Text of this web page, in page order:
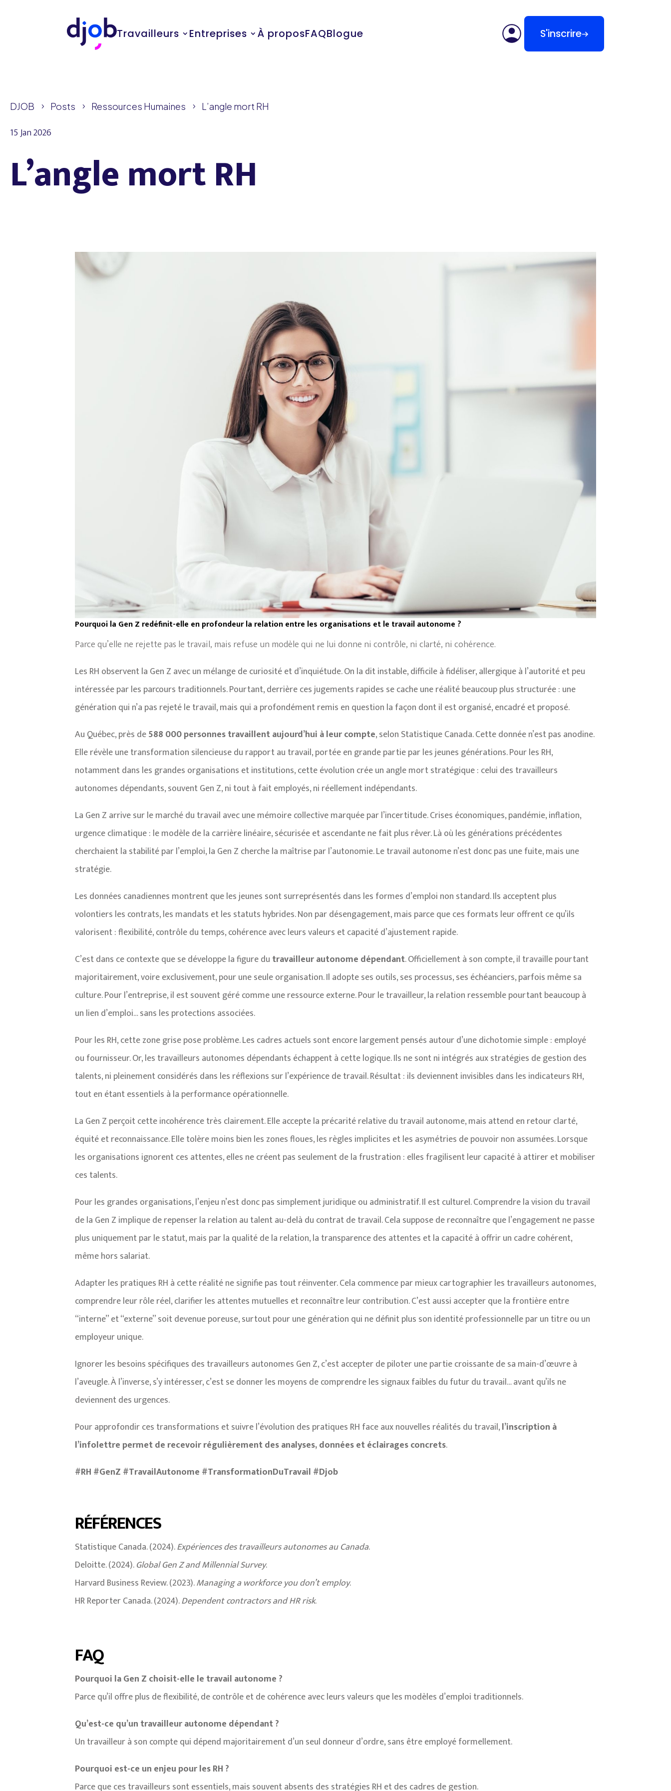
Travailleurs Entreprises À proposFAQBlogue S'inscrire
DJOB 5 Posts 5 Ressources Humaines 5 L’angle mort RH
15 Jan 2026
L’angle mort RH
Pourquoi la Gen Z redéfinit-elle en profondeur la relation entre les organisations et le travail autonome ?
Parce qu’elle ne rejette pas le travail, mais refuse un modèle qui ne lui donne ni contrôle, ni clarté, ni cohérence.
Les RH observent la Gen Z avec un mélange de curiosité et d’inquiétude. On la dit instable, difficile à fidéliser, allergique à l’autorité et peu
intéressée par les parcours traditionnels. Pourtant, derrière ces jugements rapides se cache une réalité beaucoup plus structurée : une
génération qui n’a pas rejeté le travail, mais qui a profondément remis en question la façon dont il est organisé, encadré et proposé.
Au Québec, près de588 000 personnes travaillent aujourd’hui à leur compte, selon Statistique Canada. Cette donnée n’est pas anodine.
Elle révèle une transformation silencieuse du rapport au travail, portée en grande partie par les jeunes générations. Pour les RH,
notamment dans les grandes organisations et institutions, cette évolution crée un angle mort stratégique : celui des travailleurs
autonomes dépendants, souvent Gen Z, ni tout à fait employés, ni réellement indépendants.
La Gen Z arrive sur le marché du travail avec une mémoire collective marquée par l’incertitude. Crises économiques, pandémie, inflation,
urgence climatique : le modèle de la carrière linéaire, sécurisée et ascendante ne fait plus rêver. Là où les générations précédentes
cherchaient la stabilité par l’emploi, la Gen Z cherche la maîtrise par l’autonomie. Le travail autonome n’est donc pas une fuite, mais une
stratégie.
Les données canadiennes montrent que les jeunes sont surreprésentés dans les formes d’emploi non standard. Ils acceptent plus
volontiers les contrats, les mandats et les statuts hybrides. Non par désengagement, mais parce que ces formats leur offrent ce qu’ils
valorisent : flexibilité, contrôle du temps, cohérence avec leurs valeurs et capacité d’ajustement rapide.
C’est dans ce contexte que se développe la figure du travailleur autonome dépendant. Officiellement à son compte, il travaille pourtant
majoritairement, voire exclusivement, pour une seule organisation. Il adopte ses outils, ses processus, ses échéanciers, parfois même sa
culture. Pour l’entreprise, il est souvent géré comme une ressource externe. Pour le travailleur, la relation ressemble pourtant beaucoup à
un lien d’emploi… sans les protections associées.
Pour les RH, cette zone grise pose problème. Les cadres actuels sont encore largement pensés autour d’une dichotomie simple : employé
ou fournisseur. Or, les travailleurs autonomes dépendants échappent à cette logique. Ils ne sont ni intégrés aux stratégies de gestion des
talents, ni pleinement considérés dans les réflexions sur l’expérience de travail. Résultat : ils deviennent invisibles dans les indicateurs RH,
tout en étant essentiels à la performance opérationnelle.
La Gen Z perçoit cette incohérence très clairement. Elle accepte la précarité relative du travail autonome, mais attend en retour clarté,
équité et reconnaissance. Elle tolère moins bien les zones floues, les règles implicites et les asymétries de pouvoir non assumées. Lorsque
les organisations ignorent ces attentes, elles ne créent pas seulement de la frustration : elles fragilisent leur capacité à attirer et mobiliser
ces talents.
Pour les grandes organisations, l’enjeu n’est donc pas simplement juridique ou administratif. Il est culturel. Comprendre la vision du travail
de la Gen Z implique de repenser la relation au talent au-delà du contrat de travail. Cela suppose de reconnaître que l’engagement ne passe
plus uniquement par le statut, mais par la qualité de la relation, la transparence des attentes et la capacité à offrir un cadre cohérent,
même hors salariat.
Adapter les pratiques RH à cette réalité ne signifie pas tout réinventer. Cela commence par mieux cartographier les travailleurs autonomes,
comprendre leur rôle réel, clarifier les attentes mutuelles et reconnaître leur contribution. C’est aussi accepter que la frontière entre
“interne” et “externe” soit devenue poreuse, surtout pour une génération qui ne définit plus son identité professionnelle par un titre ou un
employeur unique.
Ignorer les besoins spécifiques des travailleurs autonomes Gen Z, c’est accepter de piloter une partie croissante de sa main-d’œuvre à
l’aveugle. À l’inverse, s’y intéresser, c’est se donner les moyens de comprendre les signaux faibles du futur du travail… avant qu’ils ne
deviennent des urgences.
Pour approfondir ces transformations et suivre l’évolution des pratiques RH face aux nouvelles réalités du travail,l’inscription à
l’infolettre permet de recevoir régulièrement des analyses, données et éclairages concrets.
#RH #GenZ #TravailAutonome #TransformationDuTravail #Djob
RÉFÉRENCES
Statistique Canada. (2024).Expériences des travailleurs autonomes au Canada.
Deloitte. (2024).Global Gen Z and Millennial Survey.
Harvard Business Review. (2023).Managing a workforce you don’t employ.
HR Reporter Canada. (2024).Dependent contractors and HR risk.
FAQ
Pourquoi la Gen Z choisit-elle le travail autonome ?
Parce qu’il offre plus de flexibilité, de contrôle et de cohérence avec leurs valeurs que les modèles d’emploi traditionnels.
Qu’est-ce qu’un travailleur autonome dépendant ?
Un travailleur à son compte qui dépend majoritairement d’un seul donneur d’ordre, sans être employé formellement.
Pourquoi est-ce un enjeu pour les RH ?
Parce que ces travailleurs sont essentiels, mais souvent absents des stratégies RH et des cadres de gestion.